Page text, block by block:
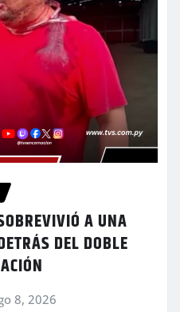
A UNA
DEL DOBLE
8, 2026